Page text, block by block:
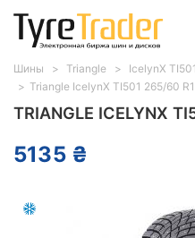
TRIANGLE ICELYNX
5135 ₴
Шины Triangle
IcelynX TI501
Triangle IcelynX TI501 265/60